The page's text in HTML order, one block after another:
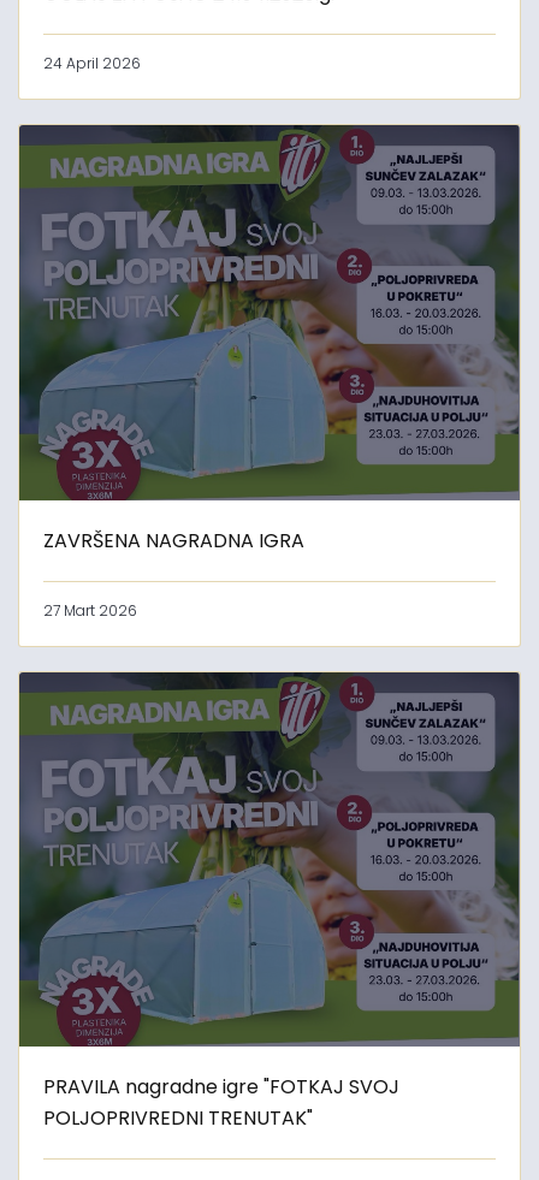
24 April 2026
ZAVRŠENA NAGRADNA IGRA
27 Mart 2026
PRAVILA nagradne igre "FOTKAJ SVOJ
POLJOPRIVREDNI TRENUTAK"